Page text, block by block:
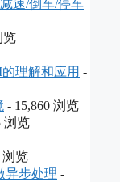
速/倒车/停车
览
理解和应用 -
- 15,860 浏览
浏览
浏览
异步处理 -